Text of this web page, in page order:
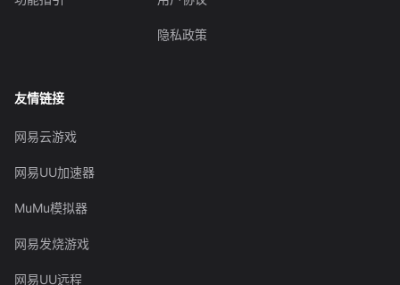
隐私政策
友情链接
网易云游戏
网易UU加速器
MuMu模拟器
网易发烧游戏
网易UU远程